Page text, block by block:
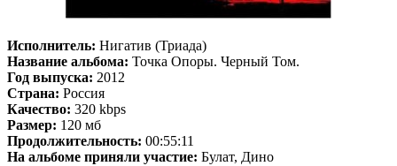
Исполнитель: Нигатив (Триада)
Название альбома: Точка Опоры. Черный Том.
Год выпуска: 2012
Страна: Россия
Качество: 320 kbps
Размер: 120 мб
Продолжительность: 00:55:11
На альбоме приняли участие: Булат, Дино